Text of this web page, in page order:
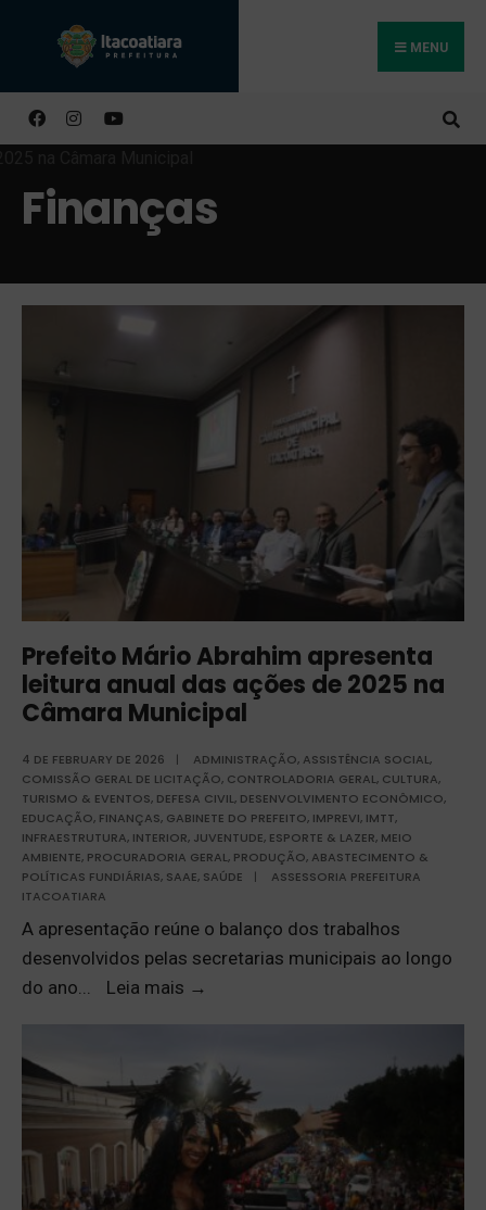
MENU
Finanças
Prefeito Mário Abrahim apresenta
leitura anual das ações de 2025 na
Câmara Municipal
4 DE FEBRUARY DE 2026 | ADMINISTRAÇÃO, ASSISTÊNCIA SOCIAL,
COMISSÃO GERAL DE LICITAÇÃO, CONTROLADORIA GERAL, CULTURA,
TURISMO & EVENTOS, DEFESA CIVIL, DESENVOLVIMENTO ECONÔMICO,
EDUCAÇÃO, FINANÇAS, GABINETE DO PREFEITO, IMPREVI, IMTT,
INFRAESTRUTURA, INTERIOR, JUVENTUDE, ESPORTE & LAZER, MEIO
AMBIENTE, PROCURADORIA GERAL, PRODUÇÃO, ABASTECIMENTO &
POLÍTICAS FUNDIÁRIAS, SAAE, SAÚDE |
ASSESSORIA PREFEITURA
ITACOATIARA
A apresentação reúne o balanço dos trabalhos
desenvolvidos pelas secretarias municipais ao longo
do ano... Leia mais →
Buscar